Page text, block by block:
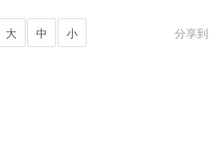
分享
大 中 小